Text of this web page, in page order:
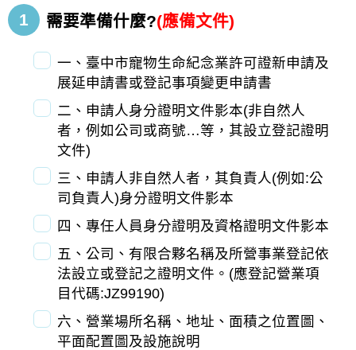
1 需要準備什麼?(應備文件)
一、臺中市寵物生命紀念業許可證新申請及
展延申請書或登記事項變更申請書
二、申請人身分證明文件影本(非自然人
者，例如公司或商號…等，其設立登記證明
文件)
三、申請人非自然人者，其負責人(例如:公
司負責人)身分證明文件影本
四、專任人員身分證明及資格證明文件影本
五、公司、有限合夥名稱及所營事業登記依
法設立或登記之證明文件。(應登記營業項
目代碼:JZ99190)
六、營業場所名稱、地址、面積之位置圖、
平面配置圖及設施說明